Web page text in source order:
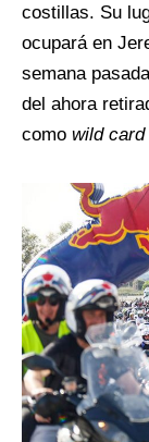
costillas. Su
ocupará en
semana
del ahora
como wild card